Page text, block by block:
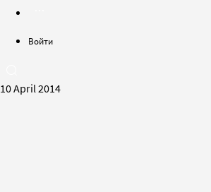
Войти
10 April 2014